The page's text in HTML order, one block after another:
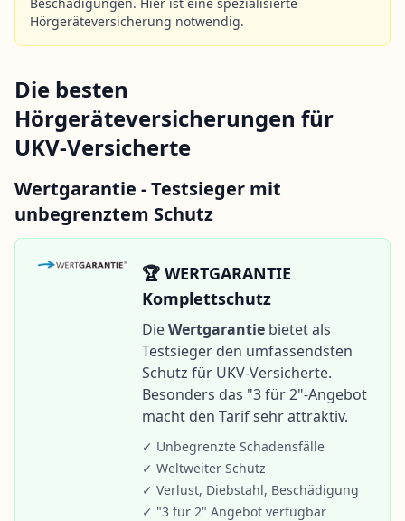
Hörgeräteversicherung notwendig.
Die besten
Hörgeräteversicherungen für
UKV-Versicherte
Wertgarantie - Testsieger mit
unbegrenztem Schutz
🏆 WERTGARANTIE
Komplettschutz
DieWertgarantie bietet als
Testsieger den umfassendsten
Schutz für UKV-Versicherte.
Besonders das "3 für 2"-Angebot
macht den Tarif sehr attraktiv.
✓ Unbegrenzte Schadensfälle
✓ Weltweiter Schutz
✓ Verlust, Diebstahl, Beschädigung
✓ "3 für 2" Angebot verfügbar